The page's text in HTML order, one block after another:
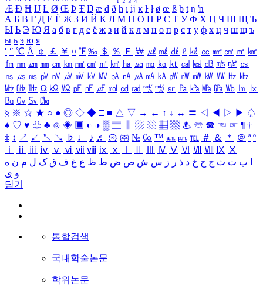
Æ Ð Ħ Ĳ Ł Ø Œ Þ Ŧ Ŋ æ đ ð ħ ı ĳ ĸ ŀ ł ø œ ß þ ŧ ŋ ŉ
А Б В Г Д Е Ё Ж З И Й К Л М Н О П Р С Т У Ф Х Ц Ч Ш Щ Ъ
Ы Ь Э Ю Я а б в г д е ё ж з и й к л м н о п р с т у ф х ц ч ш щ ъ
ы ь э ю я
′ ″ ℃ Å ￠ ￡ ￥ ¤ ℉ ‰ ＄ ％ Ｆ ￦ ㎕ ㎖ ㎗ ℓ ㎘ ㏄ ㎣ ㎤ ㎥ ㎦
㎙ ㎚ ㎛ ㎜ ㎝ ㎞ ㎟ ㎠ ㎡ ㎢ ㏊ ㎍ ㎎ ㎏ ㏏ ㎈ ㎉ ㏈ ㎧ ㎨ ㎰
㎱ ㎲ ㎳ ㎴ ㎵ ㎶ ㎷ ㎸ ㎹ ㎀ ㎁ ㎂ ㎃ ㎄ ㎺ ㎻ ㎽ ㎾ ㎿ ㎐ ㎑
㎒ ㎓ ㎔ Ω ㏀ ㏁ ㎊ ㎋ ㎌ ㏖ ㏅ ㎭ ㎮ ㎯ ㏛ ㎩ ㎪ ㎫ ㎬ ㏝ ㏐
㏓
㏃ ㏉ ㏜ ㏆
§ ※ ☆ ★ ○ ● ◎ ◇ ◆ □ ■ △ ▽ → ← ↑ ↓ ↔ 〓 ◁ ◀ ▷ ▶ ♤
♠ ♡ ♥ ♧ ♣ ⊙ ◈ ▣ ◐ ◑ ▒ ▤ ▨ ▧ ▦ ▩ ♨ ☏ ☎ ☜ ☞ ¶ †
‡ ↕ ↗ ↙ ↖ ↘ ♭ ♩ ♪ ♬ ㉿ ㈜ № ㏇ ™ ㏂ ㏘ ℡ ＃ ＆ ＊ ＠ ª º
ⅰ
ⅱ ⅲ ⅳ ⅴ ⅵ ⅶ ⅷ ⅸ ⅹ Ⅳ Ⅴ Ⅵ Ⅶ Ⅷ Ⅸ Ⅹ
ب ت ث ج ح خ د ذ ر ز س ش ص ض ط ظ ع غ ف ق ک ل م ن ه
و ی
닫기
통합검색
국내학술논문
학위논문